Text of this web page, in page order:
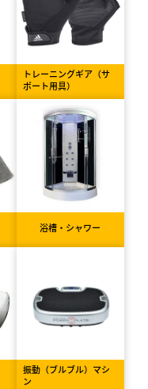
トレーニングギア（サ
ポート用具）
浴槽・シャワー
振動（ブルブル）マシ
ン